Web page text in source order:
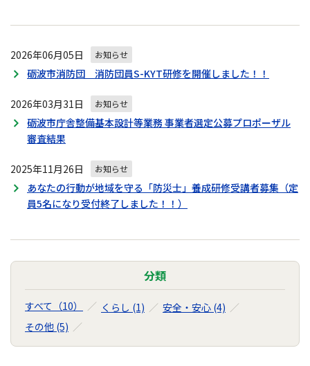
2026年06月05日 お知らせ
砺波市消防団 消防団員S-KYT研修を開催しました！！
2026年03月31日 お知らせ
砺波市庁舎整備基本設計等業務 事業者選定公募プロポーザル
審査結果
2025年11月26日 お知らせ
あなたの行動が地域を守る「防災士」養成研修受講者募集（定
員5名になり受付終了しました！！）
分類
すべて（10） くらし (1)
安全・安心 (4)
その他 (5)